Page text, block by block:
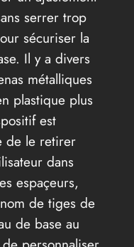
serrer trop
sécuriser la
Il y a divers
métalliques
plastique plus
est
de le retirer
dans
espaçeurs,
de tiges de
de base au